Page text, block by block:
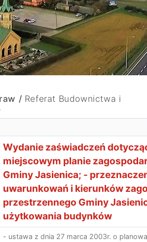
/ Referat Budownictwa i
Wydanie zaświadczeń
miejscowym planie
Gminy Jasienica; -
uwarunkowań i kierunków
przestrzennego Gminy
użytkowania budynków
- ustawa z dnia 27 marca 2003r. o